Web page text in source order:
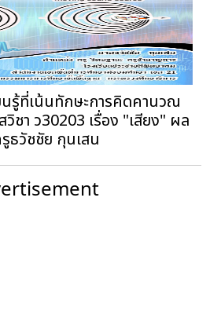
นรู้ที่เน้นทักษะการคิดคานวณ
ชา ว30203 เรื่อง "เสียง" ผล
ธวัชชัย กุนเสน